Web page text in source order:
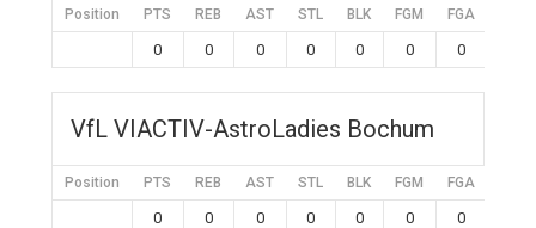
Position PTS REB AST STL BLK FGM FGA
0 0 0 0 0 0 0
VfL VIACTIV-AstroLadies Bochum
Position PTS REB AST STL BLK FGM FGA
0 0 0 0 0 0 0